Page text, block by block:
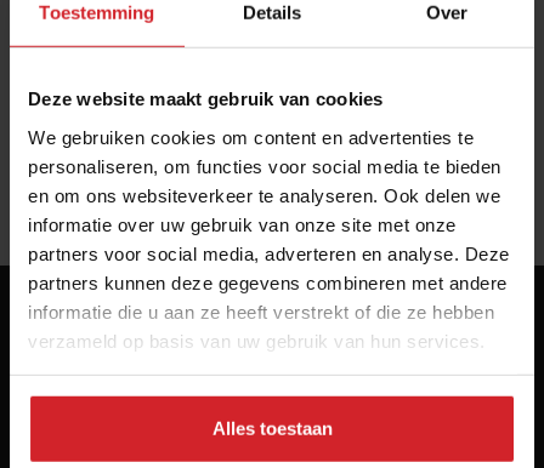
Toestemming Details Over
Deze website maakt gebruik van cookies
We gebruiken cookies om content en advertenties te
personaliseren, om functies voor social media te bieden
en om ons websiteverkeer te analyseren. Ook delen we
informatie over uw gebruik van onze site met onze
partners voor social media, adverteren en analyse. Deze
partners kunnen deze gegevens combineren met andere
informatie die u aan ze heeft verstrekt of die ze hebben
verzameld op basis van uw gebruik van hun services.
Alles toestaan
16 februari 2022
Producenten Innovatie
« 1 »
Het inspiratieplatform voor professionals in food &